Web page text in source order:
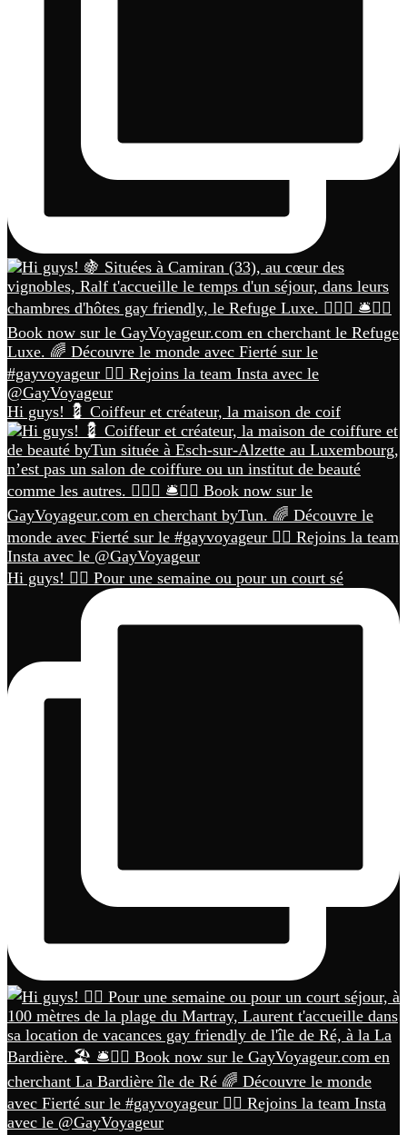
Hi guys! 💈 Coiffeur et créateur, la maison de coif
Hi guys! 🏳️‍🌈 Pour une semaine ou pour un court sé